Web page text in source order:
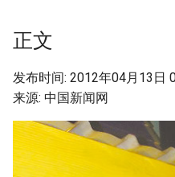
i
a
z
相关报道：
热词：
附加信息 [Processed Page
Metadata]
正文
发布时间: 2012年04月13日
来源: 中国新闻网